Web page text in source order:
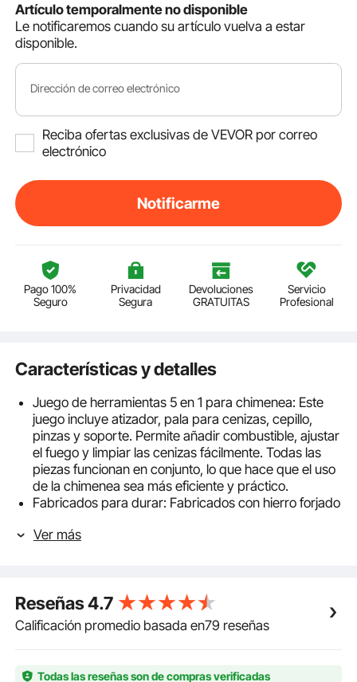
Artículo temporalmente no disponible
Le notificaremos cuando su artículo vuelva a estar
disponible.
Dirección de correo electrónico
Reciba ofertas exclusivas de VEVOR por correo
electrónico
Notificarme
Pago 100%
Seguro
Privacidad
Segura
Devoluciones
GRATUITAS
Servicio
Profesional
Características y detalles
Juego de herramientas 5 en 1 para chimenea: Este
juego incluye atizador, pala para cenizas, cepillo,
pinzas y soporte. Permite añadir combustible, ajustar
el fuego y limpiar las cenizas fácilmente. Todas las
piezas funcionan en conjunto, lo que hace que el uso
de la chimenea sea más eficiente y práctico.
Fabricados para durar: Fabricados con hierro forjado
para chimenea ofrecen una resistencia excepcional y
contra el óxido.
Diseño ergonómico: Todas las herramientas para
chimenea cuentan con un mango ergonómico para
en las muñecas. El diseño de mango extendido
Ver más
Reseñas4.7
Calificación promedio basada en79 reseñas
Todas las reseñas son de compras verificadas